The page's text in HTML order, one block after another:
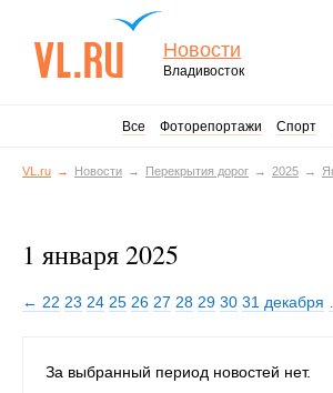
Новости
Владивосток
Все Фоторепортажи Спорт
VL.ru Новости Перекрытия дорог 2025
1 января 2025
← 22 23 24 25 26 27 28 29 30 31 декабря
За выбранный период новостей нет.